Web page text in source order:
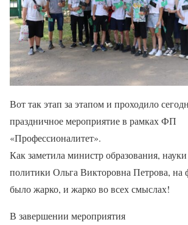
Вот так этап за этапом и проходило
праздничное мероприятие в рамках ФП
«Профессионалитет».
Как заметила министр образования,
политики Ольга Викторовна Петрова, на
было жарко, и жарко во всех смыслах!
В завершении мероприятия